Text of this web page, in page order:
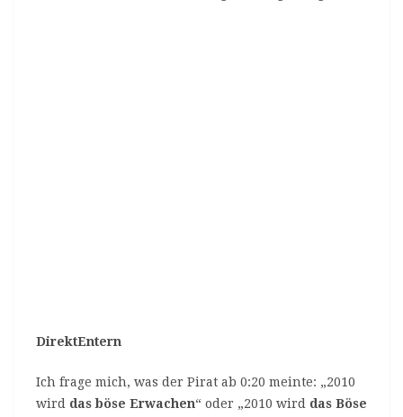
DirektEntern
Ich frage mich, was der Pirat ab 0:20 meinte: „2010
wird das böse Erwachen“ oder „2010 wird das Böse